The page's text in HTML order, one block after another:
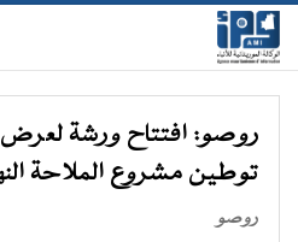
روصو: افتتاح ورشة
توطين مشروع الملاحة
روصو